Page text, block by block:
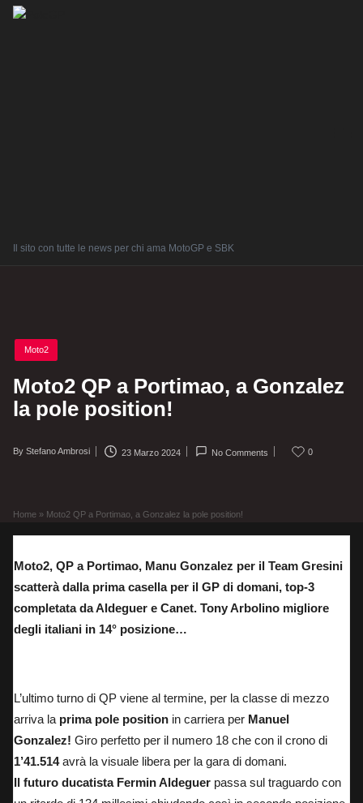
Il sito con tutte le news per chi ama MotoGP e SBK
Posted
in
Moto2
Moto2 QP a Portimao, a Gonzalez
la pole position!
Posted
By Stefano Ambrosi 23 Marzo 2024 No Comments 0
Home » Moto2 QP a Portimao, a Gonzalez la pole position!
Moto2, QP a Portimao, Manu Gonzalez per il Team Gresini
scatterà dalla prima casella per il GP di domani, top-3
completata da Aldeguer e Canet. Tony Arbolino migliore
degli italiani in 14° posizione…
L’ultimo turno di QP viene al termine, per la classe di mezzo
arriva la prima pole position in carriera per Manuel
Gonzalez! Giro perfetto per il numero 18 che con il crono di
1’41.514avrà la visuale libera per la gara di domani.
Il futuro ducatista Fermin Aldeguer passa sul traguardo con